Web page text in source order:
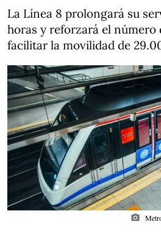
La Línea 8 prolongará su
horas y reforzará el número
facilitar la movilidad de
photo_camera